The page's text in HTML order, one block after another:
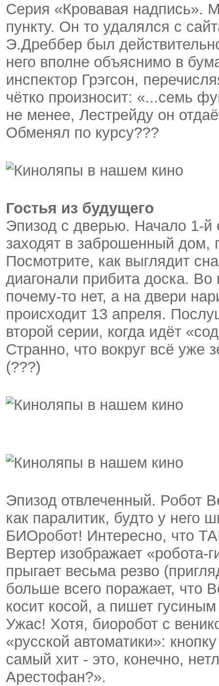
Серия «Кровавая надпись».
пункту. Он то удалялся с
Э.Дреббер был
него вполне объяснимо в
инспектор Грэгсон,
чётко произносит: «...семь
не менее, Лестрейду он
Обменял по курсу???
Гостья из будущего
Эпизод с дверью. Начало 1-
заходят в заброшенный дом,
Посмотрите, как выглядит
диагонали прибита доска.
почему-то нет, а на двери
происходит 13 апреля.
второй серии, когда идёт
Странно, что вокруг всё уже
(???)
Эпизод отвлеченный. Робот
как паралитик, будто у
БИОробот! Интересно, что
Вертер изображает «робота-
прыгает весьма резво
больше всего поражает, что
косит косой, а пишет
Ужас! Хотя, биоробот с
«русской автоматики»:
самый хит - это, конечно,
Арестофан?».